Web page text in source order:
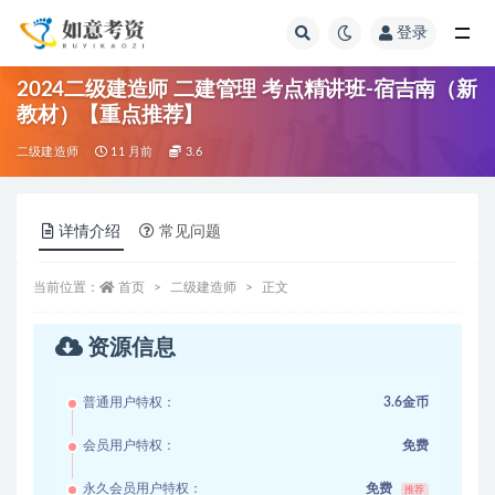
登录
2024二级建造师 二建管理 考点精讲班-宿吉南（新
教材）【重点推荐】
二级建造师 11 月前 3.6
详情介绍 常见问题
当前位置： 首页 二级建造师 正文
资源信息
普通用户特权： 3.6金币
会员用户特权： 免费
永久会员用户特权： 免费 推荐